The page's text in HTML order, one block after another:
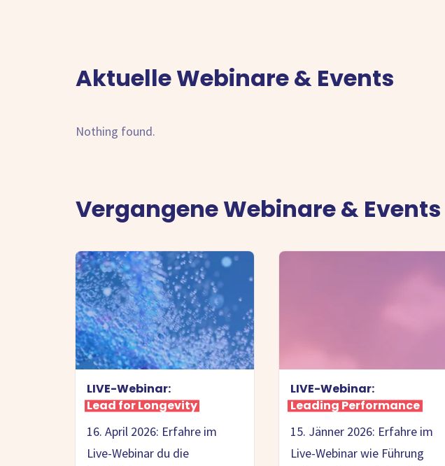
Aktuelle Webinare & Events
Nothing found.
Vergangene Webinare & Events
LIVE-Webinar:
Lead for Longevity
16. April 2026: Erfahre im
Live-Webinar du die
LIVE-Webinar:
Leading Performance
15. Jänner 2026: Erfahre im
Live-Webinar wie Führung